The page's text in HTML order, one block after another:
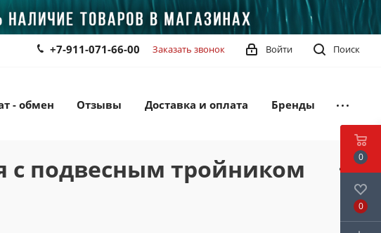
Поиск
Войти
+7-911-071-66-00 Заказать звонок
- обмен Отзывы Доставка и оплата Бренды
с подвесным тройником 0
0